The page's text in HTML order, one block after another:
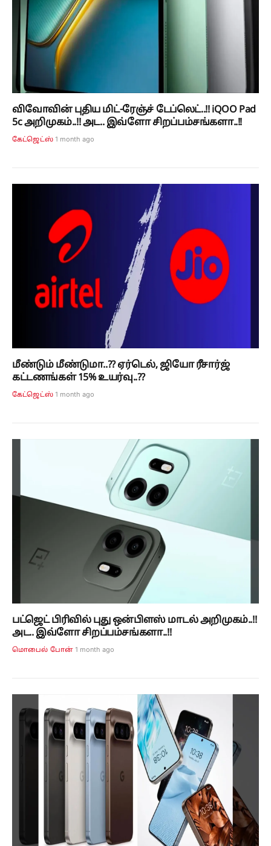
விவோவின் புதிய மிட்-ரேஞ்ச் டேப்லெட்..!! iQOO Pad
5c அறிமுகம்..!! அட.. இவ்ளோ சிறப்பம்சங்களா..!!
கேட்ஜெட்ஸ் 1 month ago
மீண்டும் மீண்டுமா..?? ஏர்டெல், ஜியோ ரீசார்ஜ்
கட்டணங்கள் 15% உயர்வு..??
கேட்ஜெட்ஸ் 1 month ago
பட்ஜெட் பிரிவில் புது ஒன்பிளஸ் மாடல் அறிமுகம்..!!
அட.. இவ்ளோ சிறப்பம்சங்களா..!!
மொபைல் போன் 1 month ago